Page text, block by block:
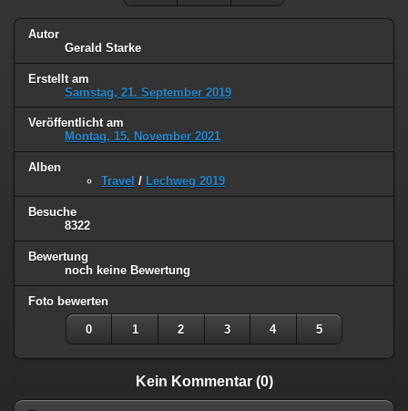
Autor
Gerald Starke
Erstellt am
Samstag, 21. September 2019
Veröffentlicht am
Montag, 15. November 2021
Alben
Travel / Lechweg 2019
Besuche
8322
Bewertung
noch keine Bewertung
Foto bewerten
0 1 2 3 4 5
Kein Kommentar (0)